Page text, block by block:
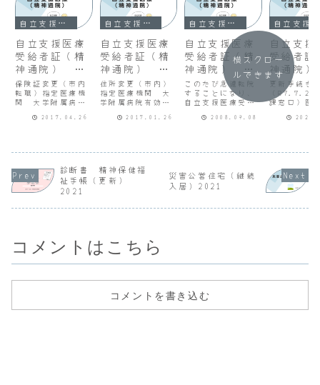
自立支援医療（精神通院）
自立支援医療
受給者証（精
神通院） 更
新手続き
保険証変更（市内
転職）指定医療機
関 大学附属病院
H28.1.26～
2017.04.26
自立支援医療（精神通院）
自立支援医療
受給者証（精
神通院） 更
新手続き
住所変更（市内）
指定医療機関 大
学附属病院有効期
～H29.5.31
2017.01.26
自立支援医療（精神通院）
自立支援医療
受給者証（精
神通院） 転
院手続き完了
このたび急遽転院
することになり、
自立支援医療受給
関及び薬局の変更
過ぎに到着。ぎり
ぎりでした。当
2008.09.08
自立支援
受給者証
神通院
新手続き
（2025）
（7/24
10/6受
更新手続き
（R7.7.24
課窓口）医
医療機関：
目、
8.31）・自
上限額：月
5,000円添
横スクロー
ルできます
診断書 精神保健福
祉手帳（更新）
2021
災害公営住宅（継続
入居）2021
コメントはこちら
コメントを書き込む